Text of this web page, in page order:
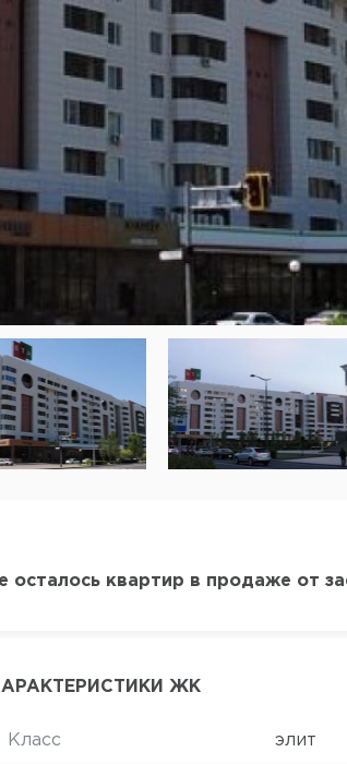
квартир в продаже от
ЖК
Класс элит